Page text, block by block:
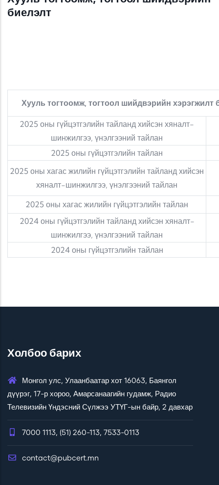
биелэлт
Хууль тогтоомж, тогтоол шийдвэрийн хэрэгжилт
2025 оны гүйцэтгэлийн тайланд хийсэн хяналт-
шинжилгээ, үнэлгээний тайлан
2025 оны гүйцэтгэлийн тайлан
2025 оны хагас жилийн гүйцэтгэлийн тайланд хийсэн
хяналт-шинжилгээ, үнэлгээний тайлан
2025 оны хагас жилийн гүйцэтгэлийн тайлан
2024 оны гүйцэтгэлийн тайланд хийсэн хяналт-
шинжилгээ, үнэлгээний тайлан
2024 оны гүйцэтгэлийн тайлан
Холбоо барих
Монгол улс, Улаанбаатар хот 16063, Баянгол
дүүрэг, 17-р хороо, Амарсанаагийн гудамж, Радио
Телевизийн Үндэсний Сүлжээ УТҮГ-ын байр, 2 давхар
7000 1113, (51) 260-113, 7533-0113
contact@pubcert.mn